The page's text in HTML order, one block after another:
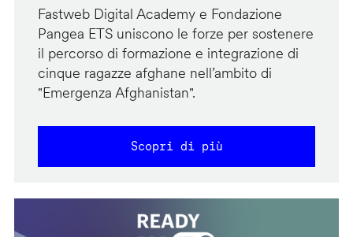
Fastweb Digital Academy e Fondazione
Pangea ETS uniscono le forze per sostenere
il percorso di formazione e integrazione di
cinque ragazze afghane nell’ambito di
"Emergenza Afghanistan".
Scopri di più